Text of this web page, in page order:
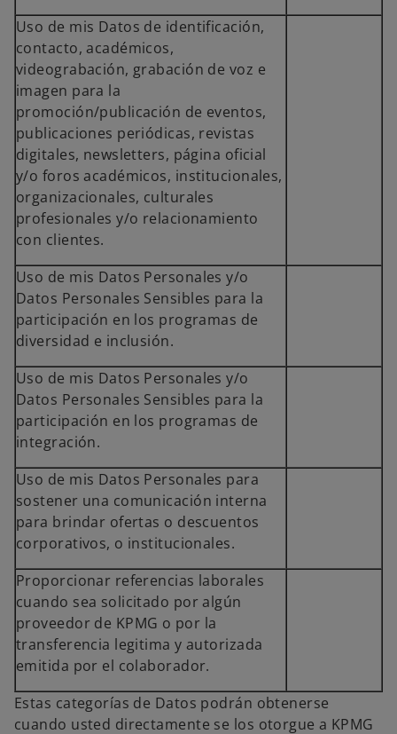
Uso de mis Datos de identificación,
contacto, académicos,
videograbación, grabación de voz e
imagen para la
promoción/publicación de eventos,
publicaciones periódicas, revistas
digitales, newsletters, página oficial
y/o foros académicos, institucionales,
organizacionales, culturales
profesionales y/o relacionamiento
con clientes.
Uso de mis Datos Personales y/o
Datos Personales Sensibles para la
participación en los programas de
diversidad e inclusión.
Uso de mis Datos Personales y/o
Datos Personales Sensibles para la
participación en los programas de
integración.
Uso de mis Datos Personales para
sostener una comunicación interna
para brindar ofertas o descuentos
corporativos, o institucionales.
Proporcionar referencias laborales
cuando sea solicitado por algún
proveedor de KPMG o por la
transferencia legitima y autorizada
emitida por el colaborador.
Estas categorías de Datos podrán obtenerse
cuando usted directamente se los otorgue a KPMG